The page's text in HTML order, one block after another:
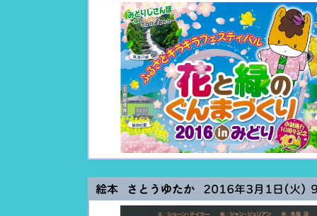
絵本 さとうゆたか2016年3月1日(火)